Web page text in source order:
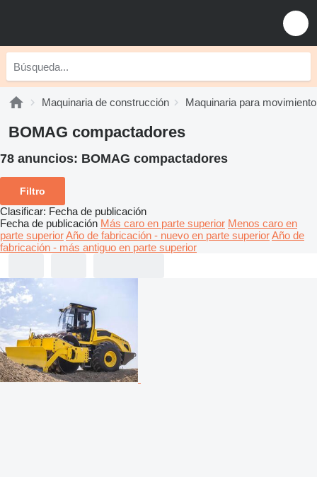
Maquinaria de construcción Maquinaria para
BOMAG compactadores
78 anuncios: BOMAG compactadores
Filtro
Clasificar: Fecha de publicación
Fecha de publicación Más caro en parte superior Menos caro en
parte superiorAño de fabricación - nuevo en parte superiorAño de
fabricación - más antiguo en parte superior